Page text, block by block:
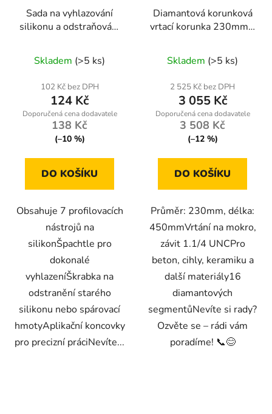
Sada na vyhlazování
silikonu a odstraňování
Skladem (>5 ks)
102 Kč bez DPH
124 Kč
138 Kč
(–10 %)
DO KOŠÍKU
Obsahuje 7 profilovacích
nástrojů na
silikonŠpachtle pro
dokonalé
vyhlazeníŠkrabka na
odstranění starého
silikonu nebo spárovací
hmotyAplikační koncovky
pro precizní práciNevíte...
Diamantová korunková
vrtací korunka 230mm x
Skladem (>5 ks)
2 525 Kč bez DPH
3 055 Kč
3 508 Kč
(–12 %)
DO KOŠÍKU
Průměr: 230mm, délka:
450mmVrtání na mokro,
závit 1.1/4 UNCPro
beton, cihly, keramiku a
další materiály16
diamantových
segmentůNevíte si rady?
Ozvěte se – rádi vám
poradíme! 📞😊